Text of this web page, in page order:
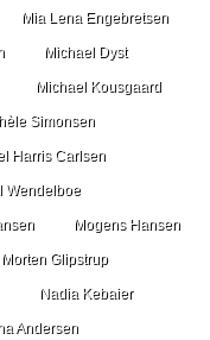
Mia Lena Engebretsen
Michael Dyst
Michael Kousgaard
Simonsen
Harris Carlsen
Wendelboe
Mogens Hansen
Morten Glipstrup
Nadia Kebaier
Andersen